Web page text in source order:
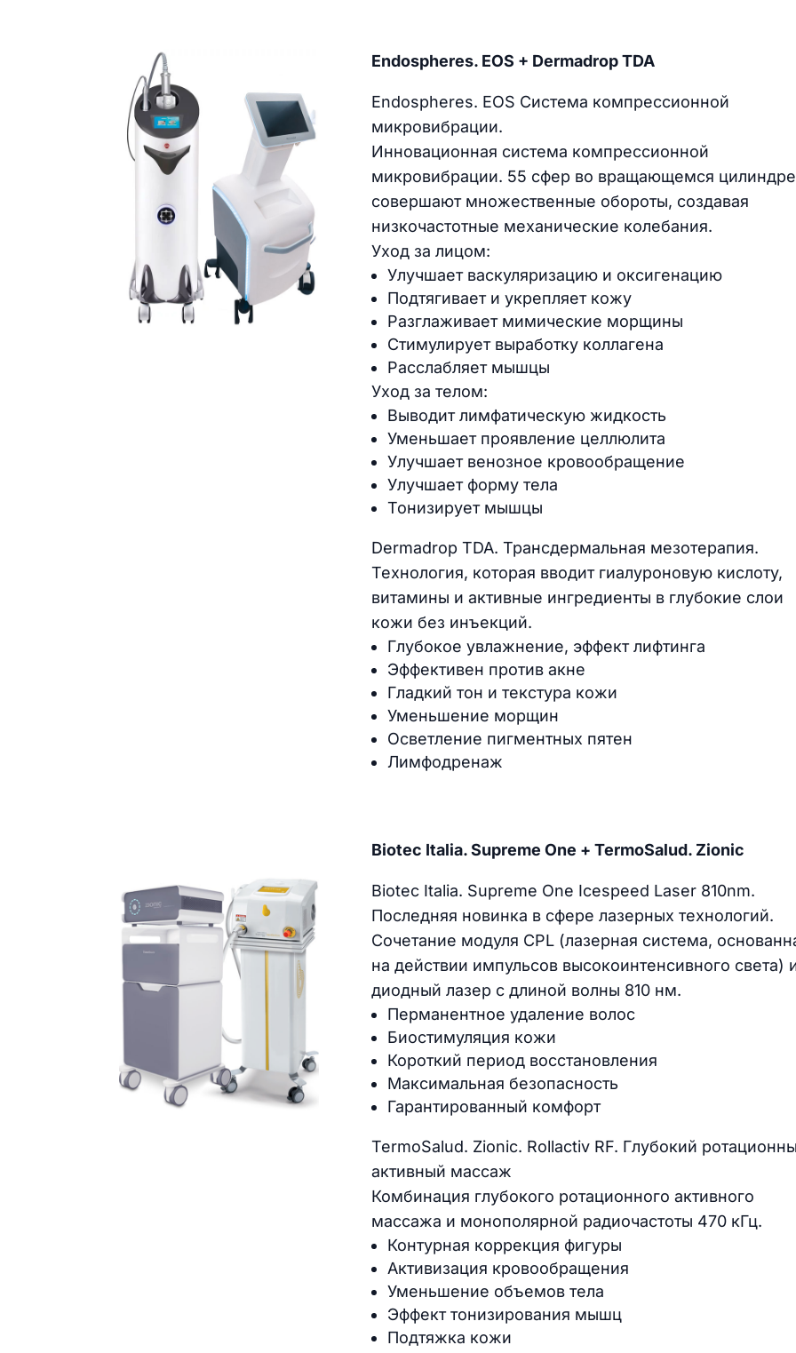
Endospheres. EOS + Dermadrop TDA
Endospheres. EOS Система компрессионной
микровибрации.
Инновационная система компрессионной
микровибрации. 55 сфер во вращающемся цилиндре
совершают множественные обороты, создавая
низкочастотные механические колебания.
Уход за лицом:
Улучшает васкуляризацию и оксигенацию
Подтягивает и укрепляет кожу
Разглаживает мимические морщины
Стимулирует выработку коллагена
Расслабляет мышцы
Уход за телом:
Выводит лимфатическую жидкость
Уменьшает проявление целлюлита
Улучшает венозное кровообращение
Улучшает форму тела
Тонизирует мышцы
Dermadrop TDA. Трансдермальная мезотерапия.
Технология, которая вводит гиалуроновую кислоту,
витамины и активные ингредиенты в глубокие слои
кожи без инъекций.
Глубокое увлажнение, эффект лифтинга
Эффективен против акне
Гладкий тон и текстура кожи
Уменьшение морщин
Осветление пигментных пятен
Лимфодренаж
Biotec Italia. Supreme One + TermoSalud. Zionic
Biotec Italia. Supreme One Icespeed Laser 810nm.
Последняя новинка в сфере лазерных технологий.
Сочетание модуля CPL (лазерная система,
на действии импульсов высокоинтенсивного света)
диодный лазер с длиной волны 810 нм.
Перманентное удаление волос
Биостимуляция кожи
Короткий период восстановления
Максимальная безопасность
Гарантированный комфорт
TermoSalud. Zionic. Rollactiv RF. Глубокий
активный массаж
Комбинация глубокого ротационного активного
массажа и монополярной радиочастоты 470 кГц.
Контурная коррекция фигуры
Активизация кровообращения
Уменьшение объемов тела
Эффект тонизирования мышц
Подтяжка кожи